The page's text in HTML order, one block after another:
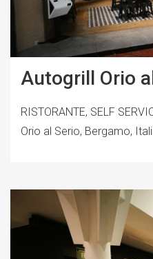
Autogrill Orio
RISTORANTE, SELF
Orio al Serio, Bergamo,